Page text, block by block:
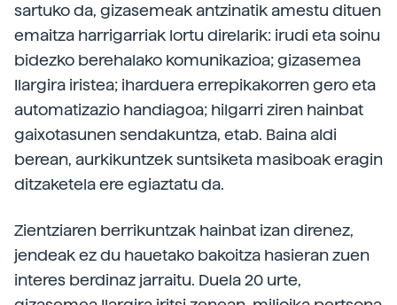
sartuko da, gizasemeak antzinatik amestu dituen
emaitza harrigarriak lortu direlarik: irudi eta soinu
bidezko berehalako komunikazioa; gizasemea
Ilargira iristea; iharduera errepikakorren gero eta
automatizazio handiagoa; hilgarri ziren hainbat
gaixotasunen sendakuntza, etab. Baina aldi
berean, aurkikuntzek suntsiketa masiboak eragin
ditzaketela ere egiaztatu da.
Zientziaren berrikuntzak hainbat izan direnez,
jendeak ez du hauetako bakoitza hasieran zuen
interes berdinaz jarraitu. Duela 20 urte,